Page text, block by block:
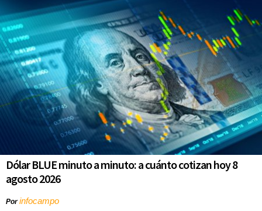
Dólar BLUE minuto a minuto: a cuánto cotizan hoy 8
agosto 2026
Porinfocampo